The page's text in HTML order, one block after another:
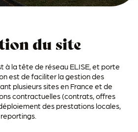
du site
à la tête de réseau ELISE, et porte
est de faciliter la gestion des
plusieurs sites en France et de
contractuelles (contrats, offres
des prestations locales,